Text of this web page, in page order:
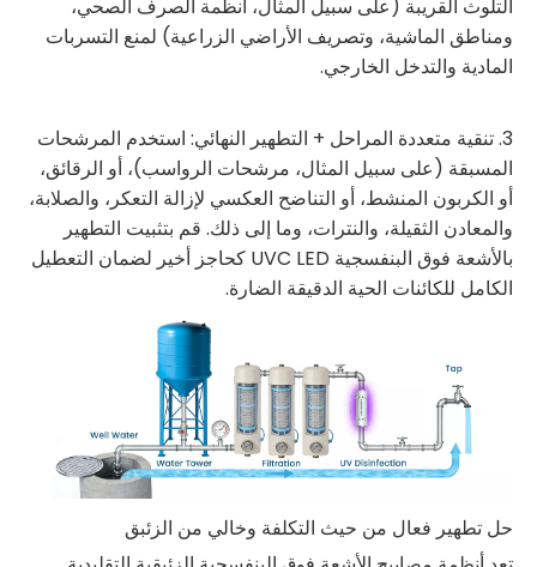
التلوث القريبة (على سبيل المثال، أنظمة الصرف الصحي،
ومناطق الماشية، وتصريف الأراضي الزراعية) لمنع التسربات
المادية والتدخل الخارجي.
3. تنقية متعددة المراحل + التطهير النهائي: استخدم المرشحات
المسبقة (على سبيل المثال، مرشحات الرواسب)، أو الرقائق،
أو الكربون المنشط، أو التناضح العكسي لإزالة التعكر، والصلابة،
والمعادن الثقيلة، والنترات، وما إلى ذلك. قم بتثبيت التطهير
بالأشعة فوق البنفسجية UVC LED كحاجز أخير لضمان التعطيل
الكامل للكائنات الحية الدقيقة الضارة.
حل تطهير فعال من حيث التكلفة وخالي من الزئبق